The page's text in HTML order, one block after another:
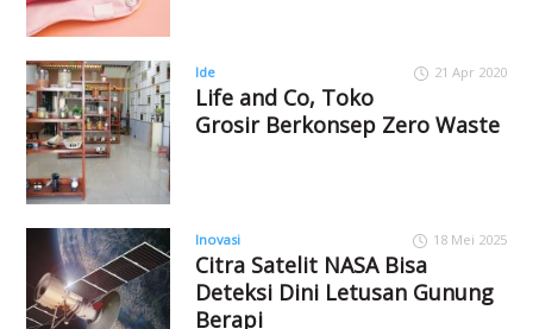
Ide 21 Apr 2020
Life and Co, Toko
Grosir Berkonsep Zero Waste
Inovasi 18 Mei 2025
Citra Satelit NASA Bisa
Deteksi Dini Letusan Gunung
Berapi